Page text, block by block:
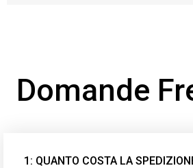
Domande
1: QUANTO COSTA LA